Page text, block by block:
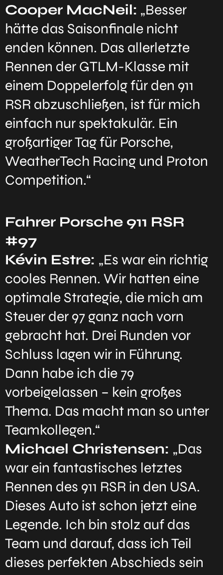
Cooper MacNeil: „Besser
hätte das Saisonfinale nicht
enden können. Das allerletzte
Rennen der GTLM-Klasse mit
einem Doppelerfolg für den 911
RSR abzuschließen, ist für mich
einfach nur spektakulär. Ein
großartiger Tag für Porsche,
WeatherTech Racing und Proton
Competition.“
Fahrer Porsche 911 RSR
#97
Kévin Estre: „Es war ein richtig
cooles Rennen. Wir hatten eine
optimale Strategie, die mich am
Steuer der 97 ganz nach vorn
gebracht hat. Drei Runden vor
Schluss lagen wir in Führung.
Dann habe ich die 79
vorbeigelassen – kein großes
Thema. Das macht man so unter
Teamkollegen.“
Michael Christensen: „Das
war ein fantastisches letztes
Rennen des 911 RSR in den USA.
Dieses Auto ist schon jetzt eine
Legende. Ich bin stolz auf das
Team und darauf, dass ich Teil
dieses perfekten Abschieds sein